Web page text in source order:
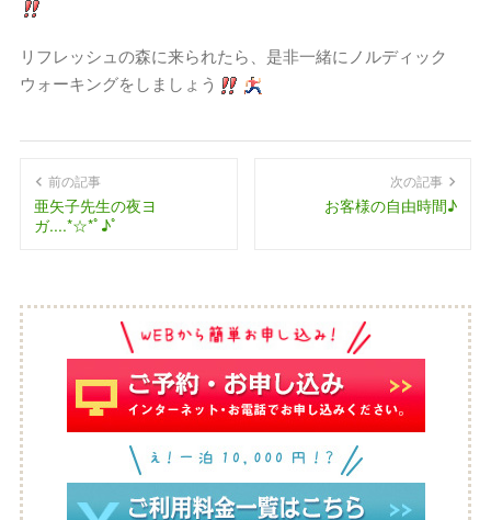
リフレッシュの森に来られたら、是非一緒にノルディック
ウォーキングをしましょう
前の記事
亜矢子先生の夜ヨ
ガ....*☆*ﾟ♪ﾟ
次の記事
お客様の自由時間♪